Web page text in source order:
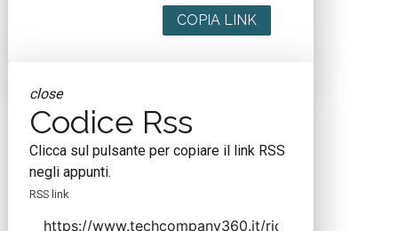
COPIA LINK
close
Codice Rss
Clicca sul pulsante per copiare il link RSS
negli appunti.
RSS link